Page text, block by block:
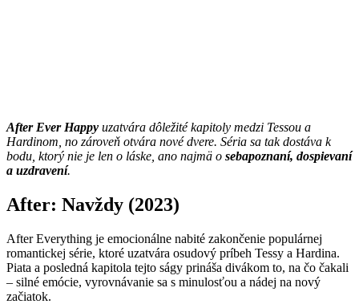
After Ever Happy uzatvára dôležité kapitoly medzi Tessou a
Hardinom, no zároveň otvára nové dvere. Séria sa tak dostáva k
bodu, ktorý nie je len o láske, ano najmä o sebapoznaní, dospievaní
a uzdravení.
After: Navždy (2023)
After Everything je emocionálne nabité zakončenie populárnej
romantickej série, ktoré uzatvára osudový príbeh Tessy a Hardina.
Piata a posledná kapitola tejto ságy prináša divákom to, na čo čakali
– silné emócie, vyrovnávanie sa s minulosťou a nádej na nový
začiatok.